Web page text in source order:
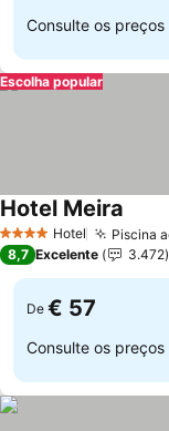
Consulte os preços
Escolha popular
4 EstrelasHotel Piscina
Hotel Meira
8,7 Excelente 3.472
De € 57
Consulte os preços